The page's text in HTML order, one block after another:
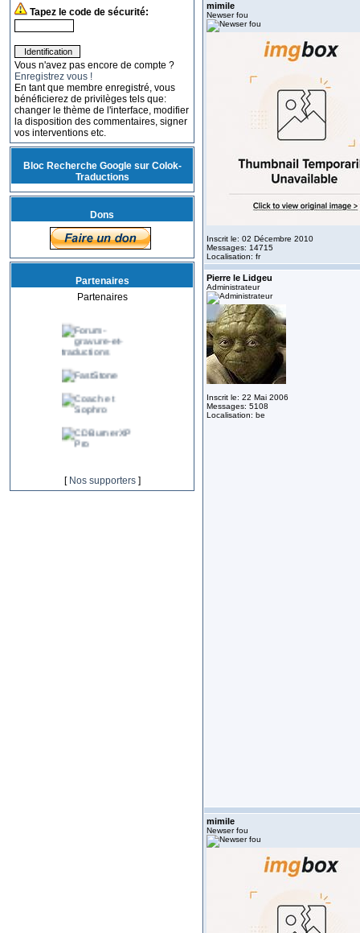
Tapez le code de sécurité:
Vous n'avez pas encore de compte ?
Enregistrez vous !
En tant que membre enregistré, vous
bénéficierez de privilèges tels que:
changer le thème de l'interface, modifier
la disposition des commentaires, signer
vos interventions etc.
Bloc Recherche Google sur Colok-
Traductions
Dons
Partenaires
Partenaires
[ Nos supporters]
mimile
Newser fou
Inscrit le: 02 Décembre 2010
Messages: 14715
Localisation: fr
Pierre le Lidgeu
Administrateur
Inscrit le: 22 Mai 2006
Messages: 5108
Localisation: be
mimile
Newser fou